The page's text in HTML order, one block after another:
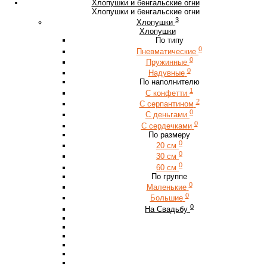
Хлопушки и бенгальские огни
Хлопушки и бенгальские огни
Хлопушки 3
Хлопушки
По типу
Пневматические 0
Пружинные 0
Надувные 0
По наполнителю
С конфетти 1
С серпантином 2
С деньгами 0
С сердечками 0
По размеру
20 см 0
30 см 0
60 см 0
По группе
Маленькие 0
Большие 0
На Свадьбу 0